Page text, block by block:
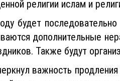
соответствующие
религии ислам и
будет
дополнительные
Также будут